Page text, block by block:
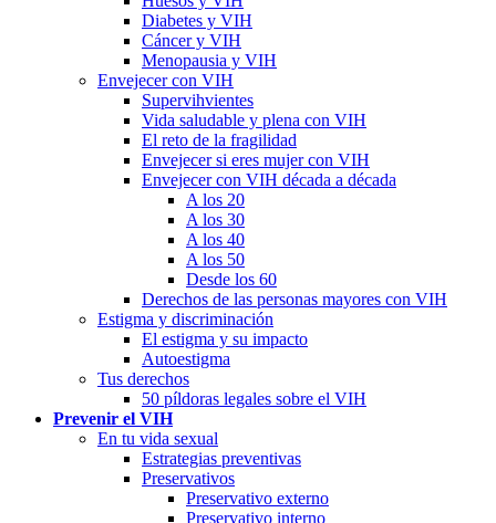
Diabetes y VIH
Cáncer y VIH
Menopausia y VIH
Envejecer con VIH
Supervihvientes
Vida saludable y plena con VIH
El reto de la fragilidad
Envejecer si eres mujer con VIH
Envejecer con VIH década a década
A los 20
A los 30
A los 40
A los 50
Desde los 60
Derechos de las personas mayores con VIH
Estigma y discriminación
El estigma y su impacto
Autoestigma
Tus derechos
50 píldoras legales sobre el VIH
Prevenir el VIH
En tu vida sexual
Estrategias preventivas
Preservativos
Preservativo externo
Preservativo interno